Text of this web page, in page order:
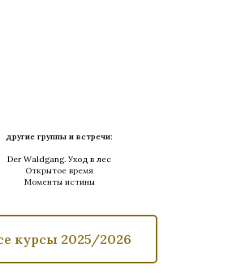
другие группы и встречи:
Der Waldgang. Уход в лес
Открытое время
Моменты истины
курсы 2025/2026